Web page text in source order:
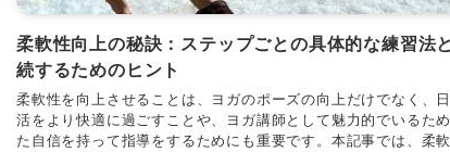
柔軟性向上の秘訣：ステップごとの具体的な練習法
続するためのヒント
柔軟性を向上させることは、ヨガのポーズの向上だけでなく、
活をより快適に過ごすことや、ヨガ講師として魅力的でいるた
た自信を持って指導をするためにも重要です。本記事では、柔